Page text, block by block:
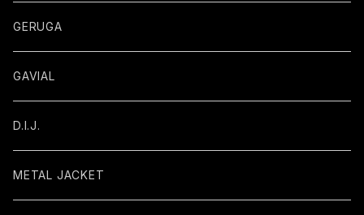
GERUGA
GAVIAL
D.I.J.
METAL JACKET